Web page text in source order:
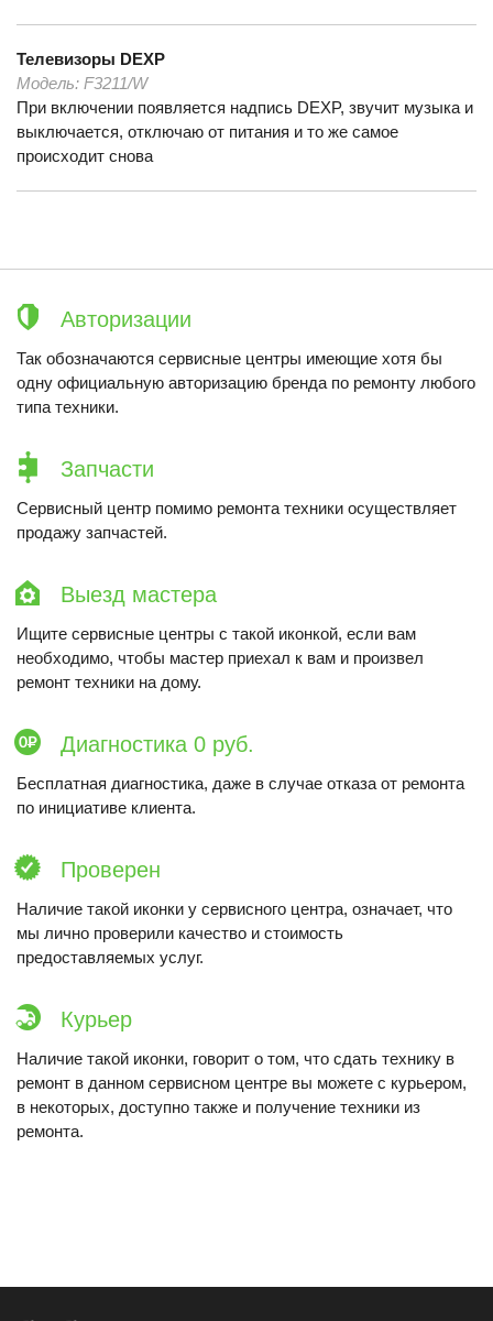
Телевизоры DEXP
Модель: F3211/W
При включении появляется надпись DEXP, звучит музыка и
выключается, отключаю от питания и то же самое
происходит снова
Авторизации
Так обозначаются сервисные центры имеющие хотя бы
одну официальную авторизацию бренда по ремонту любого
типа техники.
Запчасти
Сервисный центр помимо ремонта техники осуществляет
продажу запчастей.
Выезд мастера
Ищите сервисные центры с такой иконкой, если вам
необходимо, чтобы мастер приехал к вам и произвел
ремонт техники на дому.
Диагностика 0 руб.
Бесплатная диагностика, даже в случае отказа от ремонта
по инициативе клиента.
Проверен
Наличие такой иконки у сервисного центра, означает, что
мы лично проверили качество и стоимость
предоставляемых услуг.
Курьер
Наличие такой иконки, говорит о том, что сдать технику в
ремонт в данном сервисном центре вы можете с курьером,
в некоторых, доступно также и получение техники из
ремонта.